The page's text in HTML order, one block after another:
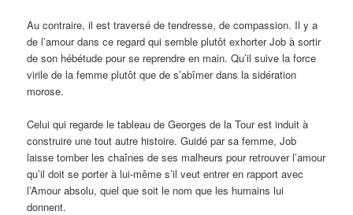
Au contraire, il est traversé de tendresse, de compassion. Il y a
de l’amour dans ce regard qui semble plutôt exhorter Job à sortir
de son hébétude pour se reprendre en main. Qu’il suive la force
virile de la femme plutôt que de s’abîmer dans la sidération
morose.
Celui qui regarde le tableau de Georges de la Tour est induit à
construire une tout autre histoire. Guidé par sa femme, Job
laisse tomber les chaînes de ses malheurs pour retrouver l’amour
qu’il doit se porter à lui-même s’il veut entrer en rapport avec
l’Amour absolu, quel que soit le nom que les humains lui
donnent.